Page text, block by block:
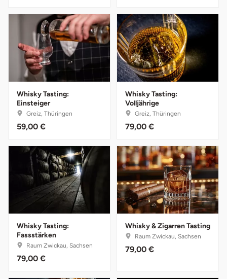
Whisky Tasting:
Einsteiger
Greiz, Thüringen
59,00 €
Whisky Tasting:
Volljährige
Greiz, Thüringen
79,00 €
Whisky Tasting:
Fassstärken
Raum Zwickau, Sachsen
79,00 €
Whisky & Zigarren Tasting
Raum Zwickau, Sachsen
79,00 €
Dietzenbach
Dingolfing
Dorsten
Dortmund
Dresden
Düsseldorf
Essen